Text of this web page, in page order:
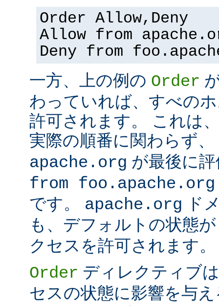
Order Allow,Deny
Allow from
Deny from
一方、上の例の Order
わっていれば、すべの
許可されます。 これは
実際の順番に関わらず、
apache.org が最後に
from foo.apache.org
です。 apache.org ド
も、デフォルトの状態
クセスを許可されます。
Order ディレクティブ
セスの状態に影響を与